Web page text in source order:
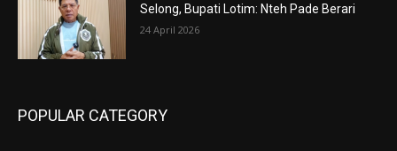
Selong, Bupati Lotim: Nteh Pade Berari
24 April 2026
POPULAR CATEGORY